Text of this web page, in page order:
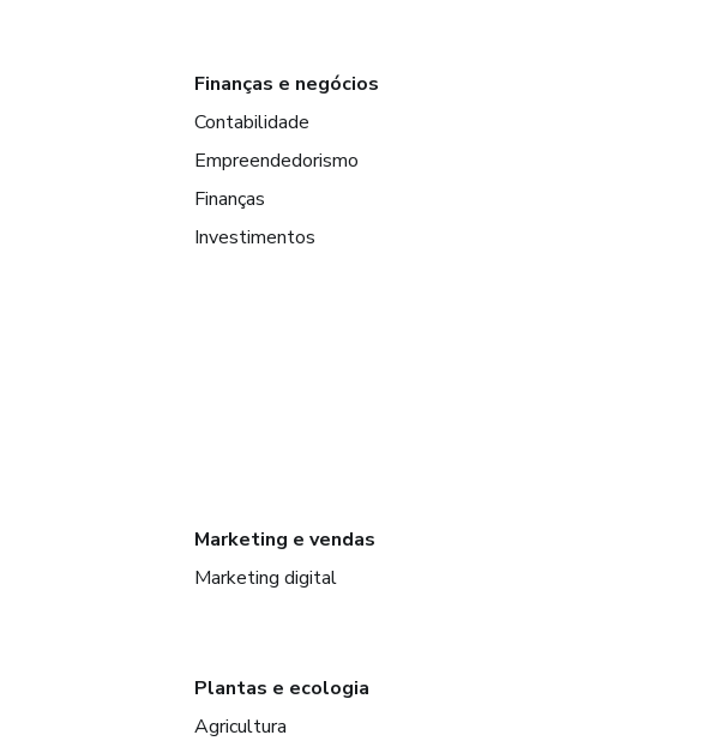
Finanças e negócios
Contabilidade
Empreendedorismo
Finanças
Investimentos
Marketing e vendas
Marketing digital
Plantas e ecologia
Agricultura